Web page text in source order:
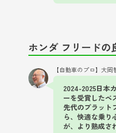
ホンダ フリードの
【自動車のプロ】大岡
2024-2025日本
ーを受賞したベ
先代のプラット
ら、快適な乗り
が、より熟成さ